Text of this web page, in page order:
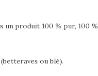
un produit 100 % pur, 100 %
ou blé).